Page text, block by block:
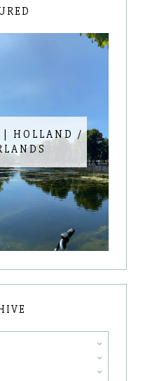
| HOLLAND /